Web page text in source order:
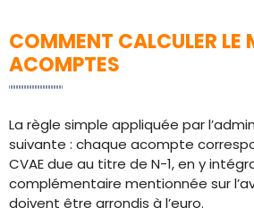
COMMENT CALCULER LE
ACOMPTES
La règle simple appliquée par
suivante : chaque acompte
CVAE due au titre de N-1, en y
complémentaire mentionnée sur
doivent être arrondis à l’euro.